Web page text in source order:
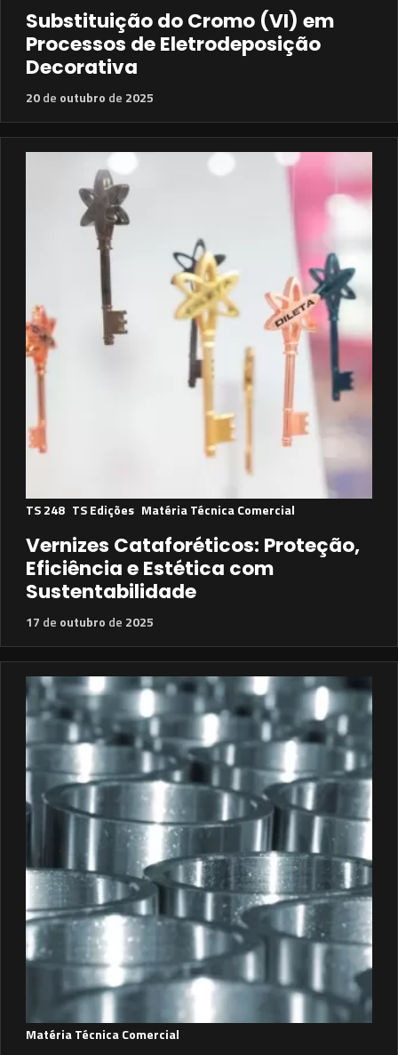
Substituição do Cromo (VI) em
Processos de Eletrodeposição
Decorativa
20de outubro de 2025
TS 248 TS Edições Matéria Técnica Comercial
Vernizes Cataforéticos: Proteção,
Eficiência e Estética com
Sustentabilidade
17 de outubro de 2025
Matéria Técnica Comercial